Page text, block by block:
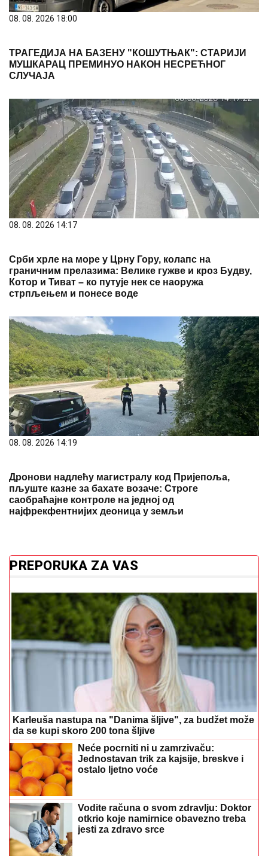
08. 08. 2026 18:00
ТРАГЕДИЈА НА БАЗЕНУ "КОШУТЊАК": СТАРИЈИ
МУШКАРАЦ ПРЕМИНУО НАКОН НЕСРЕЋНОГ
СЛУЧАЈА
08. 08. 2026 14:17
Срби хрле на море у Црну Гору, колапс на
граничним прелазима: Велике гужве и кроз Будву,
Котор и Тиват – ко путује нек се наоружа
стрпљењем и понесе воде
08. 08. 2026 14:19
Дронови надлећу магистралу код Пријепоља,
пљуште казне за бахате возаче: Строге
саобраћајне контроле на једној од
најфрекфентнијих деоница у земљи
PREPORUKA ZA VAS
Karleuša nastupa na "Danima šljive", za budžet može
da se kupi skoro 200 tona šljive
Neće pocrniti ni u zamrzivaču:
Jednostavan trik za kajsije, breskve i
ostalo ljetno voće
Vodite računa o svom zdravlju: Doktor
otkrio koje namirnice obavezno treba
jesti za zdravo srce